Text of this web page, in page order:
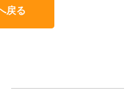
戻る